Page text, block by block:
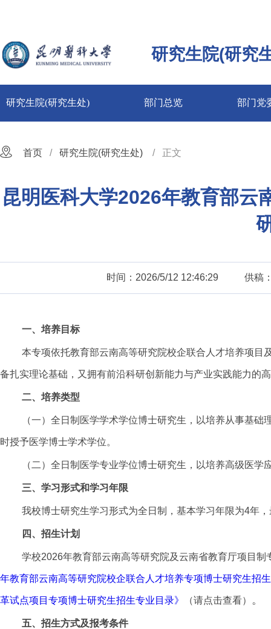
研究生院(研究
研究生院(研究生处) 部门总览 部门党
首页 研究生院(研究生处) 正文
昆明医科大学2026年教育部云
时间：2026/5/12 12:46:29 供稿
一、培养目标
本专项依托教育部云南高等研究院校企联合人才培养项
备扎实理论基础，又拥有前沿科研创新能力与产业实践能力的
二、培养类型
（一）全日制医学学术学位博士研究生，以培养从事基
时授予医学博士学术学位。
（二）全日制医学专业学位博士研究生，以培养高级医
三、学习形式和学习年限
我校博士研究生学习形式为全日制，基本学习年限为4年
四、招生计划
学校2026年教育部云南高等研究院及云南省教育厅项目
年教育部云南高等研究院校企联合人才培养专项博士研究生招
革试点项目专项博士研究生招生专业目录》 （请点击查看） 。
五、招生方式及报考条件